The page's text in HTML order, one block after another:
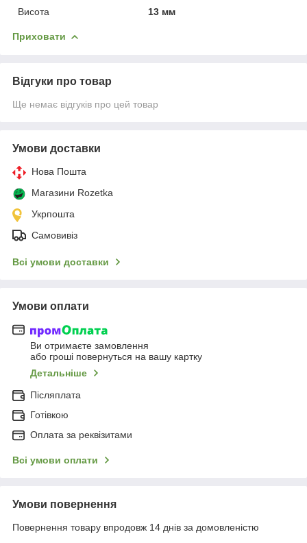
Висота
13 мм
Приховати
Відгуки про товар
Ще немає відгуків про цей товар
Умови доставки
Нова Пошта
Магазини Rozetka
Укрпошта
Самовивіз
Всі умови доставки
Умови оплати
Ви отримаєте замовлення
або гроші повернуться на вашу картку
Детальніше
Післяплата
Готівкою
Оплата за реквізитами
Всі умови оплати
Умови повернення
Повернення товару впродовж 14 днів за домовленістю